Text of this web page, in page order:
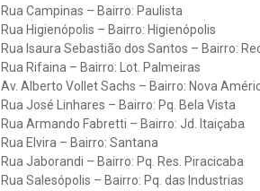
Rua Campinas – Bairro: Paulista
Rua Higienópolis – Bairro: Higienópolis
Rua Isaura Sebastião dos Santos – Bairro:
Rua Rifaina – Bairro: Lot. Palmeiras
Av. Alberto Vollet Sachs – Bairro: Nova
Rua José Linhares – Bairro: Pq. Bela Vista
Rua Armando Fabretti – Bairro: Jd. Itaiçaba
Rua Elvira – Bairro: Santana
Rua Jaborandi – Bairro: Pq. Res. Piracicaba
Rua Salesópolis – Bairro: Pq. das Industrias